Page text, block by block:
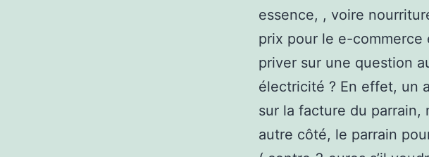
essence, , voire
prix pour le e-commerce
priver sur une question
électricité ? En effet, un
sur la facture du parrain,
autre côté, le parrain